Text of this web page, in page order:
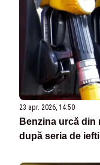
23 apr. 2026, 14:50
Benzina urcă din
după seria de